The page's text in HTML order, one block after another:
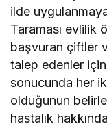
ilde
Taraması evlilik
başvuran çiftler
talep edenler için
sonucunda her iki
olduğunun
hastalık